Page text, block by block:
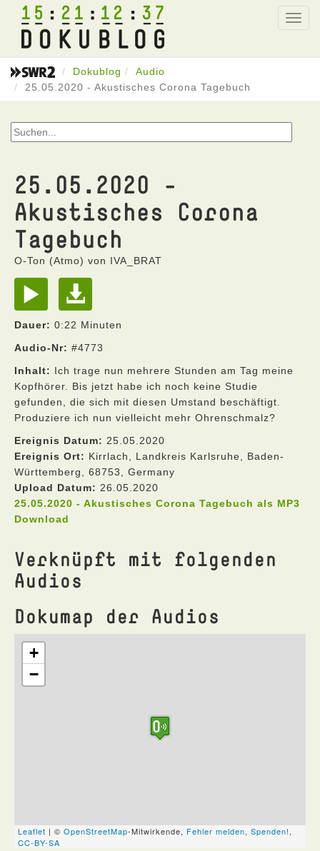
15 21 12 37
Dokublog
Audio
25.05.2020 - Akustisches Corona Tagebuch
25.05.2020 -
Akustisches Corona
Tagebuch
O-Ton (Atmo) von IVA_BRAT
Dauer: 0:22 Minuten
Audio-Nr: #4773
Inhalt: Ich trage nun mehrere Stunden am Tag meine
Kopfhörer. Bis jetzt habe ich noch keine Studie
gefunden, die sich mit diesen Umstand beschäftigt.
Produziere ich nun vielleicht mehr Ohrenschmalz?
Ereignis Datum: 25.05.2020
Ereignis Ort: Kirrlach, Landkreis Karlsruhe, Baden-
Württemberg, 68753, Germany
Upload Datum: 26.05.2020
25.05.2020 - Akustisches Corona Tagebuch als MP3
Download
Verknüpft mit folgenden
Audios
Dokumap der Audios